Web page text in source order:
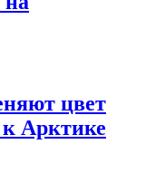
цвет
Арктике